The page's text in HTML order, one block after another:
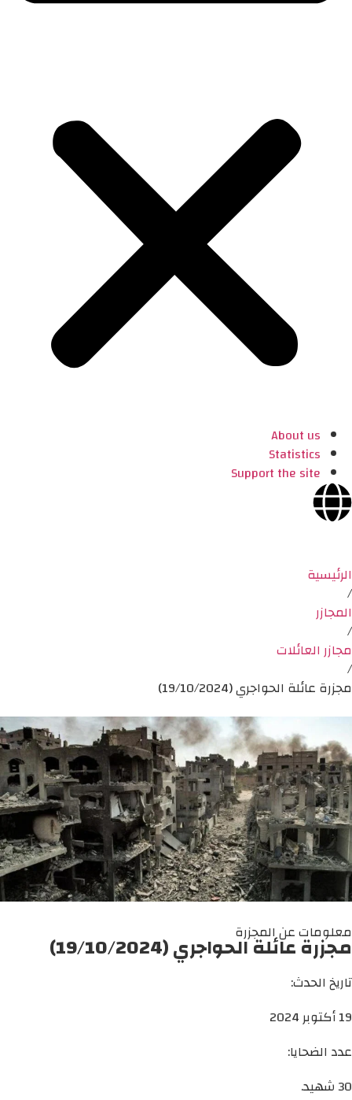
About us
Statistics
Support the site
الرئيسية
/
المجازر
/
مجازر العائلات
/
مجزرة عائلة الحواجري (19/10/2024)
معلومات عن المجزرة
مجزرة عائلة الحواجري (19/10/2024)
تاريخ الحدث:
19 أكتوبر 2024
عدد الضحايا:
30 شهيد.